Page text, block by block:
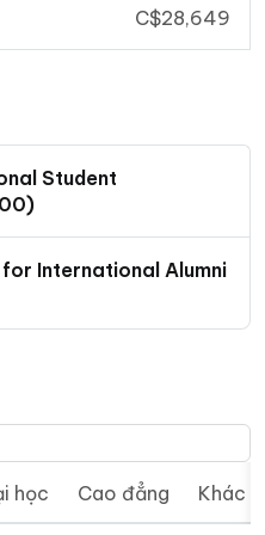
C$28,649
Student
International Alumni
học Cao đẳng Khác